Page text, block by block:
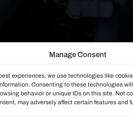
Manage Consent
experiences, we use technologies like
Consenting to these technologies
behavior or unique IDs on this site. Not
may adversely affect certain features and